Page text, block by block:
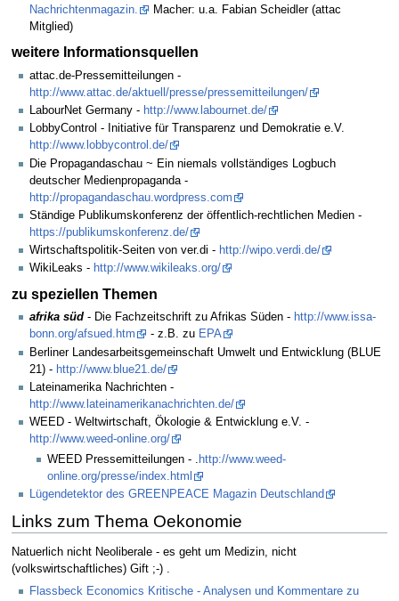
Nachrichtenmagazin.
Macher: u.a. Fabian Scheidler (attac
Mitglied)
weitere Informationsquellen
attac.de-Pressemitteilungen -
http://www.attac.de/aktuell/presse/pressemitteilungen/
LabourNet Germany - http://www.labournet.de/
LobbyControl - Initiative für Transparenz und Demokratie e.V.
http://www.lobbycontrol.de/
Die Propagandaschau ~ Ein niemals vollständiges Logbuch
deutscher Medienpropaganda -
http://propagandaschau.wordpress.com
Ständige Publikumskonferenz der öffentlich-rechtlichen Medien -
https://publikumskonferenz.de/
Wirtschaftspolitik-Seiten von ver.di - http://wipo.verdi.de/
WikiLeaks - http://www.wikileaks.org/
zu speziellen Themen
afrika süd - Die Fachzeitschrift zu Afrikas Süden - http://www.issa-
bonn.org/afsued.htm
- z.B. zu EPA
Berliner Landesarbeitsgemeinschaft Umwelt und Entwicklung (BLUE
21) - http://www.blue21.de/
Lateinamerika Nachrichten -
http://www.lateinamerikanachrichten.de/
WEED - Weltwirtschaft, Ökologie & Entwicklung e.V. -
http://www.weed-online.org/
WEED Pressemitteilungen - . http://www.weed-
online.org/presse/index.html
Lügendetektor des GREENPEACE Magazin Deutschland
Links zum Thema Oekonomie
Natuerlich nicht Neoliberale - es geht um Medizin, nicht
(volkswirtschaftliches) Gift ;-) .
Flassbeck Economics Kritische - Analysen und Kommentare zu